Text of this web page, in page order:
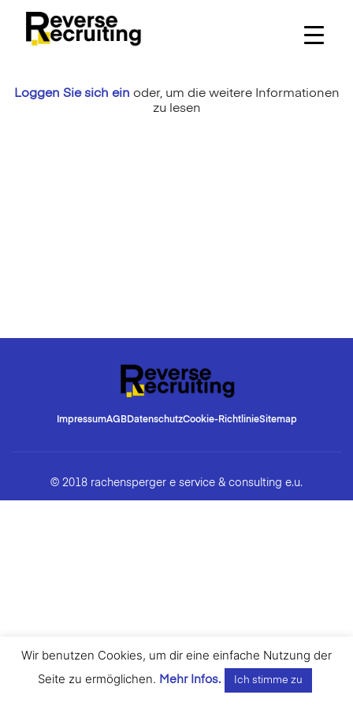
content
Loggen Sie sich ein oder, um die weitere Informationen
zu lesen
ImpressumAGBDatenschutzCookie-RichtlinieSitemap
© 2018 rachensperger e service & consulting e.u.
Wir benutzen Cookies, um dir eine einfache Nutzung der
Seite zu ermöglichen. Mehr Infos. Ich stimme zu